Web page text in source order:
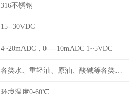
316不锈钢
15--30VDC
4~20mADC，0----10mADC 1~5VDC
各类水、重轻油、原油、酸碱等各类腐蚀液
环境温度0-60℃